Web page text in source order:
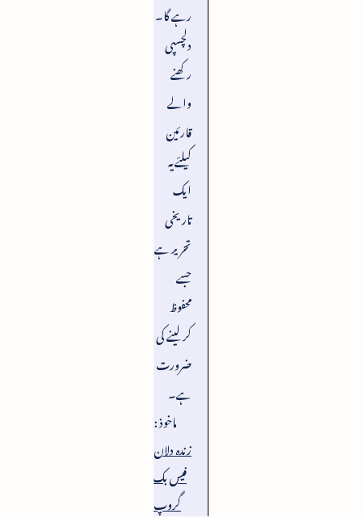
رہے گا۔
دلچسپی
رکھنے
والے
قارئین
کیلئے یہ
ایک
تاریخی
تحریر ہے
جسے
محفوظ
کرلینے کی
ضرورت
ہے۔
ماخوذ :
زندہ دلان
فیس بک
گروپ